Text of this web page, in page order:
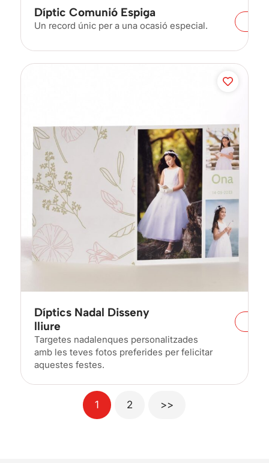
Díptic Comunió Espiga
Un record únic per a una ocasió especial.
Díptics Nadal Disseny
lliure
Targetes nadalenques personalitzades
amb les teves fotos preferides per felicitar
aquestes festes.
1 2 >>